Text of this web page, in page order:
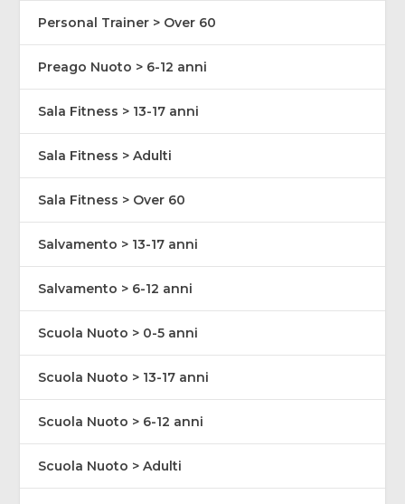
Personal Trainer > Over 60
Preago Nuoto > 6-12 anni
Sala Fitness > 13-17 anni
Sala Fitness > Adulti
Sala Fitness > Over 60
Salvamento > 13-17 anni
Salvamento > 6-12 anni
Scuola Nuoto > 0-5 anni
Scuola Nuoto > 13-17 anni
Scuola Nuoto > 6-12 anni
Scuola Nuoto > Adulti